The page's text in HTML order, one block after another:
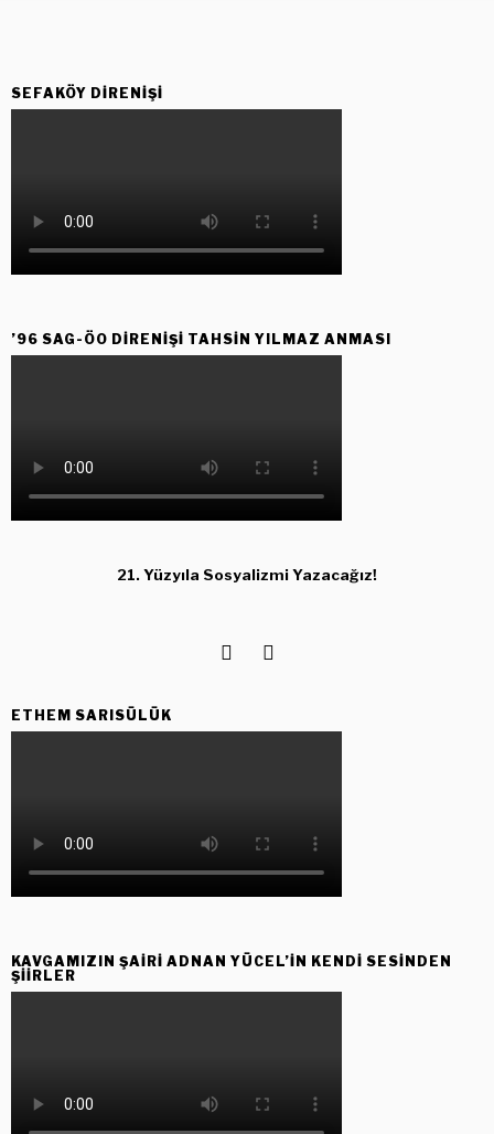
SEFAKÖY DIRENIŞI
’96 SAG-ÖO DİRENİŞİ TAHSİN YILMAZ ANMASI
21. Yüzyıla Sosyalizmi Yazacağız!
ETHEM SARISÜLÜK
KAVGAMIZIN ŞAIRI ADNAN YÜCEL’IN KENDI SESINDEN
ŞIIRLER